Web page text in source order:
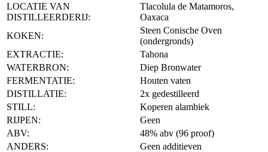
LOCATIE VAN
DISTILLEERDERIJ:
Tlacolula de Matamoros,
Oaxaca
KOKEN:
Steen Conische Oven
(ondergronds)
EXTRACTIE:
Tahona
WATERBRON:
Diep Bronwater
FERMENTATIE:
Houten vaten
DISTILLATIE:
2x gedestilleerd
STILL:
Koperen alambiek
RIJPEN:
Geen
ABV:
48% abv (96 proof)
ANDERS:
Geen additieven